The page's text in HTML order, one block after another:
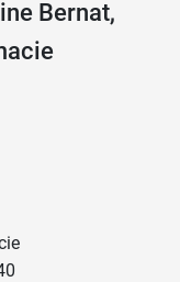
vont nourrir
va se
50, vous
et d'une
Bernat,